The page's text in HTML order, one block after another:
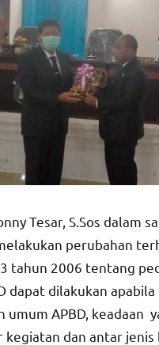
Tesar, S.Sos dalam
perubahan
tahun 2006 tentang
dapat dilakukan
umum APBD,
kegiatan dan antar